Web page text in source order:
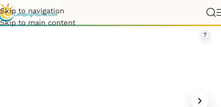
Skip to navigation
Skip to main content
»Occitanie»Lot»Tente Perchée Kenya MAS DE BOUZOU
?